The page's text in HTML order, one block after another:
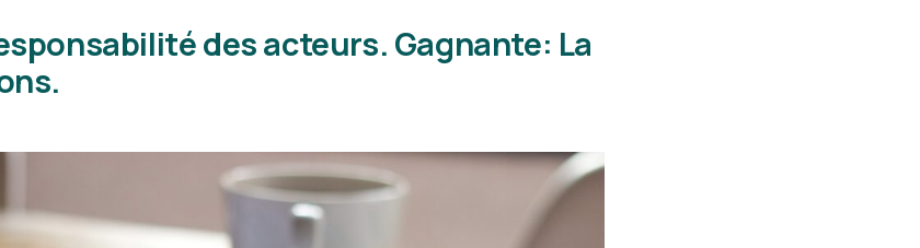
des acteurs. Gagnante: La